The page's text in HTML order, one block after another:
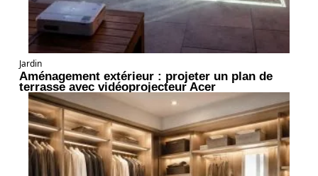
Jardin
Aménagement extérieur : projeter un plan de
terrasse avec vidéoprojecteur Acer